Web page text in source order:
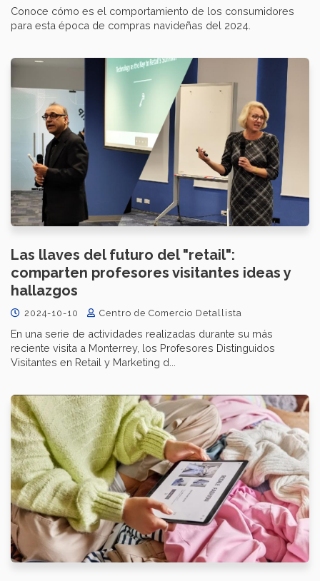
Conoce cómo es el comportamiento de los consumidores
para esta época de compras navideñas del 2024.
Las llaves del futuro del "retail":
comparten profesores visitantes ideas y
hallazgos
2024-10-10 Centro de Comercio Detallista
En una serie de actividades realizadas durante su más
reciente visita a Monterrey, los Profesores Distinguidos
Visitantes en Retail y Marketing d...